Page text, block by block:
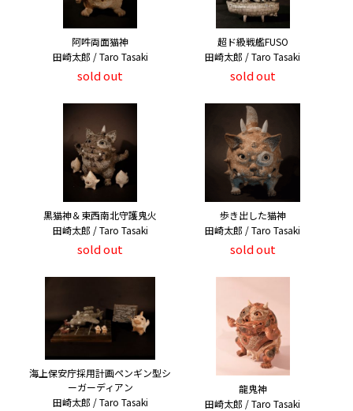
阿吽両面猫神
田崎太郎 / Taro Tasaki
sold out
超ド級戦艦FUSO
田崎太郎 / Taro Tasaki
sold out
黒猫神＆東西南北守護鬼火
田崎太郎 / Taro Tasaki
sold out
歩き出した猫神
田崎太郎 / Taro Tasaki
sold out
海上保安庁採用計画ペンギン型シ
ーガーディアン
田崎太郎 / Taro Tasaki
龍鬼神
田崎太郎 / Taro Tasaki